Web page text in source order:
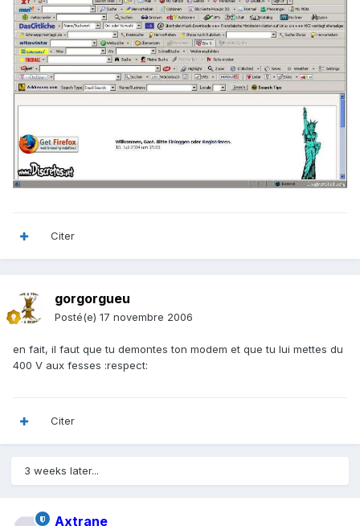
Citer
gorgorgueu
Posté(e) 17 novembre 2006
en fait, il faut que tu demontes ton modem et que tu lui mettes du
400 V aux fesses :respect:
Citer
3 weeks later...
Axtrane